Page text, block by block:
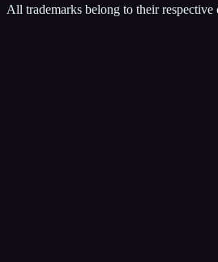
All trademarks belong to their respective